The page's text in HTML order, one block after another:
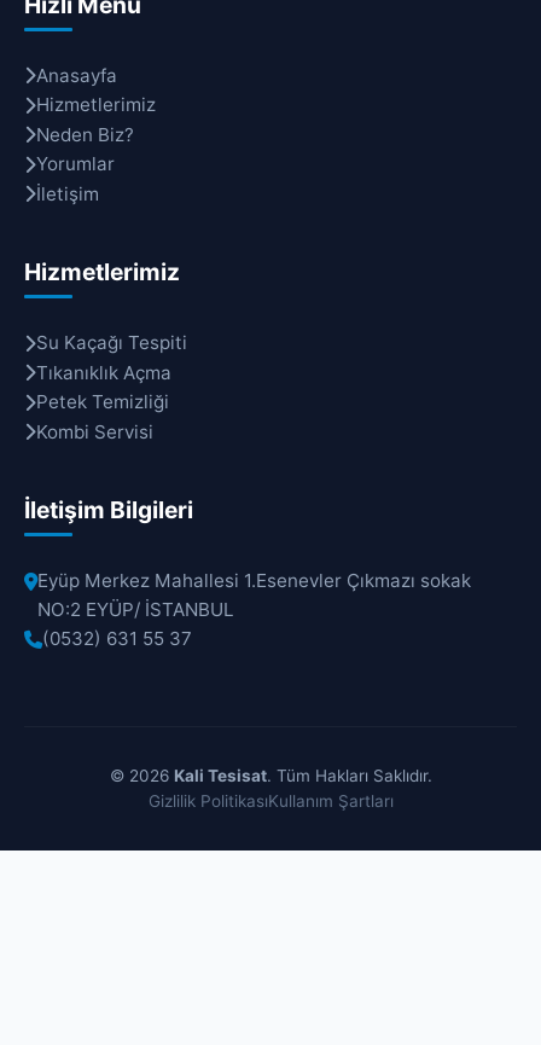
Anasayfa
Hizmetlerimiz
Neden Biz?
Yorumlar
İletişim
Hizmetlerimiz
Su Kaçağı Tespiti
Tıkanıklık Açma
Petek Temizliği
Kombi Servisi
İletişim Bilgileri
Eyüp Merkez Mahallesi 1.Esenevler Çıkmazı sokak
NO:2 EYÜP/ İSTANBUL
(0532) 631 55 37
© 2026 Kali Tesisat. Tüm Hakları Saklıdır.
Gizlilik PolitikasıKullanım Şartları